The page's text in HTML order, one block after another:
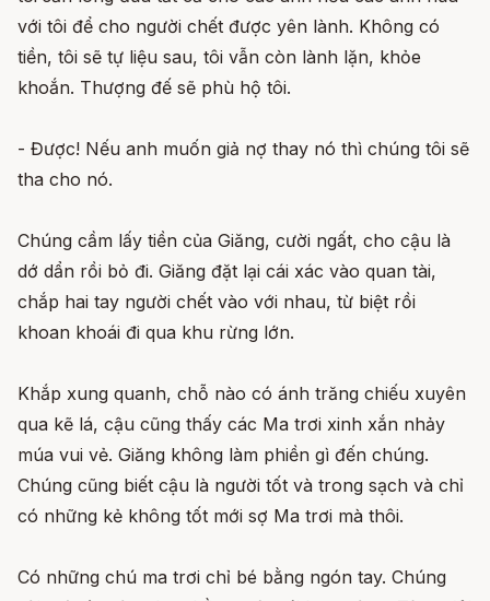
với tôi để cho người chết được yên lành. Không có
tiền, tôi sẽ tự liệu sau, tôi vẫn còn lành lặn, khỏe
khoắn. Thượng đế sẽ phù hộ tôi.
- Được! Nếu anh muốn giả nợ thay nó thì chúng tôi sẽ
tha cho nó.
Chúng cầm lấy tiền của Giăng, cười ngất, cho cậu là
dớ dẩn rồi bỏ đi. Giăng đặt lại cái xác vào quan tài,
chắp hai tay người chết vào với nhau, từ biệt rồi
khoan khoái đi qua khu rừng lớn.
Khắp xung quanh, chỗ nào có ánh trăng chiếu xuyên
qua kẽ lá, cậu cũng thấy các Ma trơi xinh xắn nhảy
múa vui vẻ. Giăng không làm phiền gì đến chúng.
Chúng cũng biết cậu là người tốt và trong sạch và chỉ
có những kẻ không tốt mới sợ Ma trơi mà thôi.
Có những chú ma trơi chỉ bé bằng ngón tay. Chúng